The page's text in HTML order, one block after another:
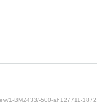
1-BMZ433/-500-ah127711-1872